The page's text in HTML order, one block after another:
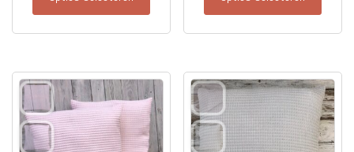
Deze
optie
kan
gekozen
Deze
optie
kan